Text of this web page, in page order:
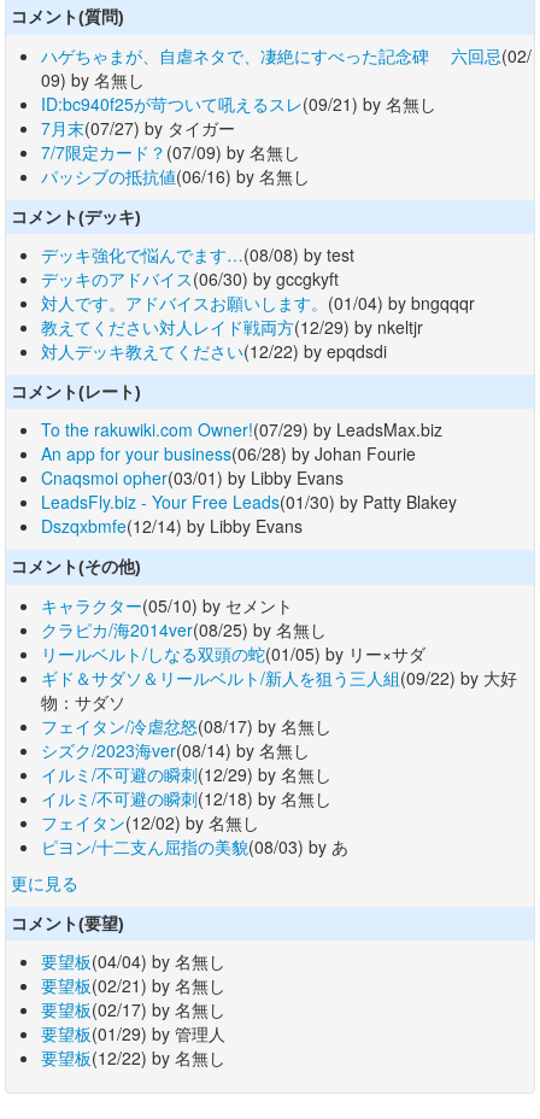
コメント(質問)
ハゲちゃまが、自虐ネタで、凄絶にすべった記念碑 六回忌(02/
09) by 名無し
ID:bc940f25が苛ついて吼えるスレ(09/21) by 名無し
7月末(07/27) by タイガー
7/7限定カード？ (07/09) by 名無し
パッシブの抵抗値(06/16) by 名無し
コメント(デッキ)
デッキ強化で悩んでます…(08/08) by test
デッキのアドバイス(06/30) by gccgkyft
対人です。アドバイスお願いします。 (01/04) by bngqqqr
教えてください対人レイド戦両方(12/29) by nkeltjr
対人デッキ教えてください(12/22) by epqdsdi
コメント(レート)
To the rakuwiki.com Owner!(07/29) by LeadsMax.biz
An app for your business(06/28) by Johan Fourie
Cnaqsmoi opher(03/01) by Libby Evans
LeadsFly.biz - Your Free Leads(01/30) by Patty Blakey
Dszqxbmfe(12/14) by Libby Evans
コメント(その他)
キャラクター(05/10) by セメント
クラピカ/海2014ver(08/25) by 名無し
リールベルト/しなる双頭の蛇(01/05) by リー×サダ
ギド＆サダソ＆リールベルト/新人を狙う三人組(09/22) by 大好
物：サダソ
フェイタン/冷虐忿怒(08/17) by 名無し
シズク/2023海ver(08/14) by 名無し
イルミ/不可避の瞬刺(12/29) by 名無し
イルミ/不可避の瞬刺(12/18) by 名無し
フェイタン(12/02) by 名無し
ピヨン/十二支ん屈指の美貌(08/03) by あ
更に見る
コメント(要望)
要望板(04/04) by 名無し
要望板(02/21) by 名無し
要望板(02/17) by 名無し
要望板(01/29) by 管理人
要望板(12/22) by 名無し